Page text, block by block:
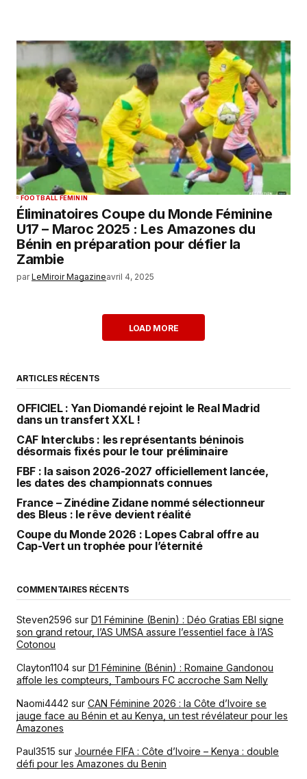
FOOTBALL FEMININ
Éliminatoires Coupe du Monde Féminine
U17 – Maroc 2025 : Les Amazones du
Bénin en préparation pour défier la
Zambie
par LeMiroir Magazineavril 4, 2025
LOAD MORE
ARTICLES RÉCENTS
OFFICIEL : Yan Diomandé rejoint le Real Madrid
dans un transfert XXL !
CAF Interclubs : les représentants béninois
désormais fixés pour le tour préliminaire
FBF : la saison 2026-2027 officiellement lancée,
les dates des championnats connues
France – Zinédine Zidane nommé sélectionneur
des Bleus : le rêve devient réalité
Coupe du Monde 2026 : Lopes Cabral offre au
Cap-Vert un trophée pour l’éternité
COMMENTAIRES RÉCENTS
Steven2596 sur D1 Féminine (Benin) : Déo Gratias EBI signe
son grand retour, l’AS UMSA assure l’essentiel face à l’AS
Cotonou
Clayton1104 sur D1 Féminine (Bénin) : Romaine Gandonou
affole les compteurs, Tambours FC accroche Sam Nelly
Naomi4442 sur CAN Féminine 2026 : la Côte d’Ivoire se
jauge face au Bénin et au Kenya, un test révélateur pour les
Amazones
Paul3515 sur Journée FIFA : Côte d’Ivoire – Kenya : double
défi pour les Amazones du Benin